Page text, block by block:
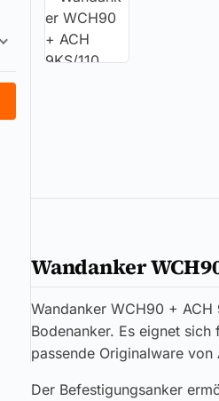
Wandanker
Wandanker WCH90 + ACH
Bodenanker. Es eignet
passende Originalware von
Der Befestigungsanker